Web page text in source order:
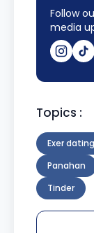
Follow
media
Topics :
Exer dating
Panahan
Tinder